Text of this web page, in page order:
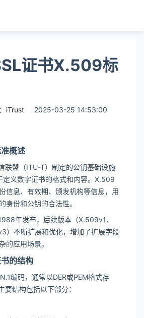
证书X.509标
iTrust
2025-03-25 14:53:00
概述
联盟（ITU-T）制定的公钥基础设施
定义数字证书的格式和内容。X.509
信息、有效期、颁发机构等信息，用
身份和公钥的合法性。
年发布，后续版本（X.509v1、
）不断扩展和优化，增加了扩展字段
的应用场景。
的结构
编码，通常以DER或PEM格式存
结构包括以下部分：